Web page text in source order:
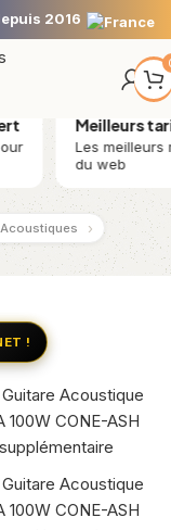
2016
Meilleurs tarifs
Les meilleurs
du web
!